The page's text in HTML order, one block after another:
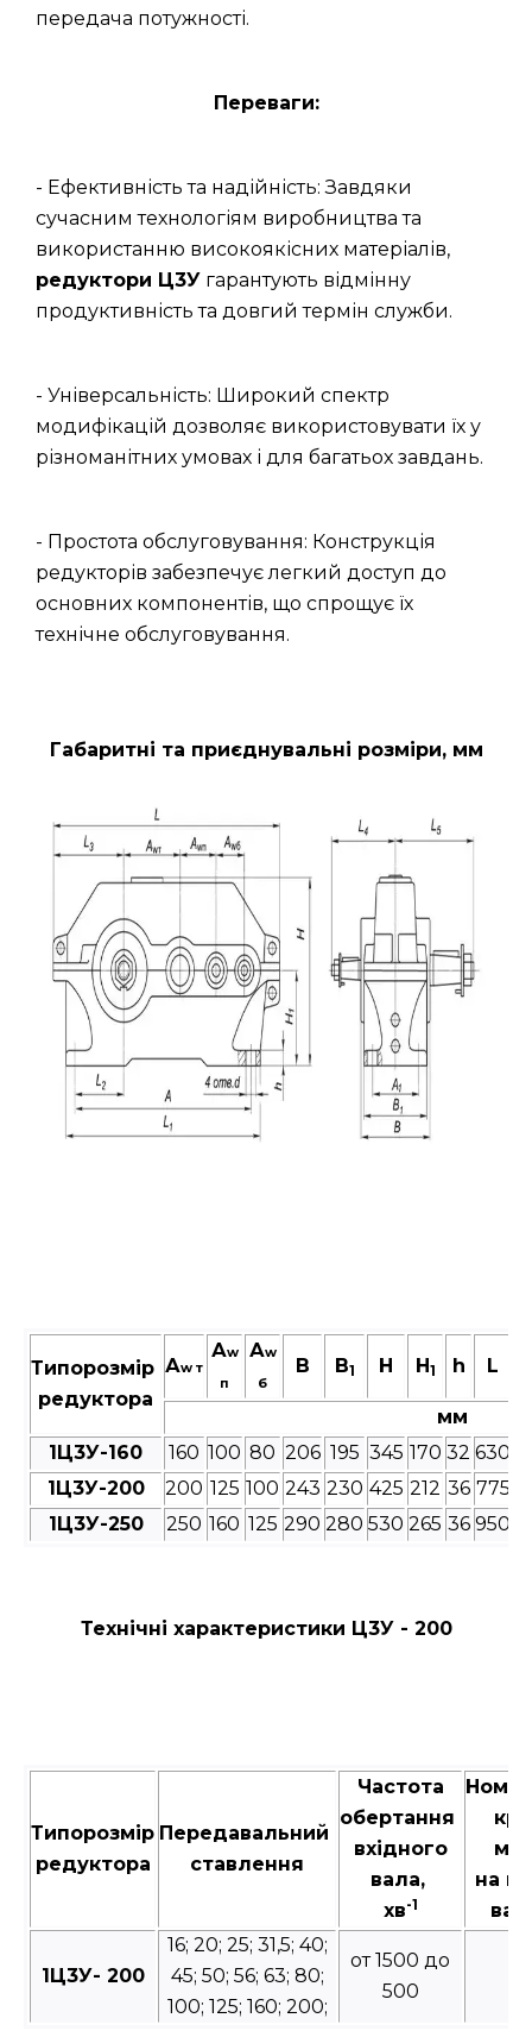
передача потужності.
Переваги:
- Ефективність та надійність: Завдяки
сучасним технологіям виробництва та
використанню високоякісних матеріалів,
редуктори Ц3У гарантують відмінну
продуктивність та довгий термін служби.
- Універсальність: Широкий спектр
модифікацій дозволяє використовувати їх у
різноманітних умовах і для багатьох завдань.
- Простота обслуговування: Конструкція
редукторів забезпечує легкий доступ до
основних компонентів, що спрощує їх
технічне обслуговування.
Габаритні та приєднувальні розміри, мм
Типорозмір
редуктора
Аw т
Аw
п
Аw
б
В B1 Н H1 h L
мм
1Ц3У-160
160 100 80 206 195 345 170 32 630
1Ц3У-200
200 125 100 243 230 425 212 36 775
1Ц3У-250
250 160 125 290 280 530 265 36 950
Технічні характеристики Ц3У - 200
Типорозмір
редуктора
Передавальний
ставлення
Частота
обертання
вхідного
вала,
хв-1
на
1Ц3У- 200
16; 20; 25; 31,5; 40;
45; 50; 56; 63; 80;
100; 125; 160; 200;
от 1500 до
500